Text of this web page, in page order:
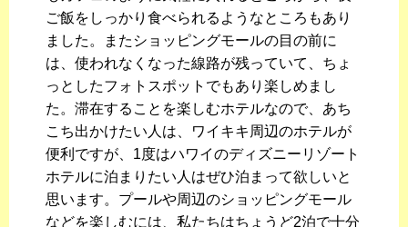
ご飯をしっかり食べられるようなところもあり
ました。またショッピングモールの目の前に
は、使われなくなった線路が残っていて、ちょ
っとしたフォトスポットでもあり楽しめまし
た。滞在することを楽しむホテルなので、あち
こち出かけたい人は、ワイキキ周辺のホテルが
便利ですが、1度はハワイのディズニーリゾート
ホテルに泊まりたい人はぜひ泊まって欲しいと
思います。プールや周辺のショッピングモール
などを楽しむには、私たちはちょうど2泊で十分